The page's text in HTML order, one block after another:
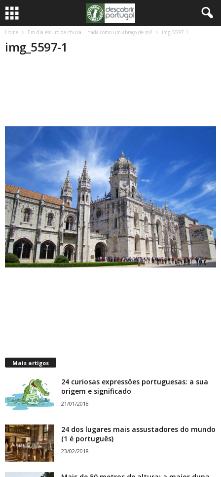
Home Em dia escuro de chuva… nada como um abraço de sol! img_5597-1
img_5597-1
Mais artigos
24 curiosas expressões portuguesas: a sua
origem e significado
21/01/2018
24 dos lugares mais assustadores do mundo
(1 é português)
23/02/2018